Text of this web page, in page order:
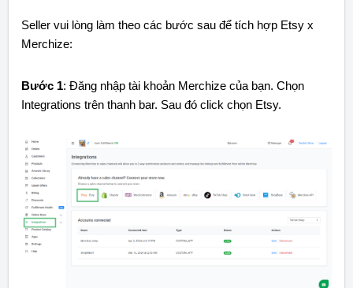
Seller vui lòng làm theo các bước sau để tích hợp Etsy x
Merchize:
Bước 1: Đăng nhập tài khoản Merchize của bạn. Chọn
Integrations trên thanh bar. Sau đó click chọn Etsy.